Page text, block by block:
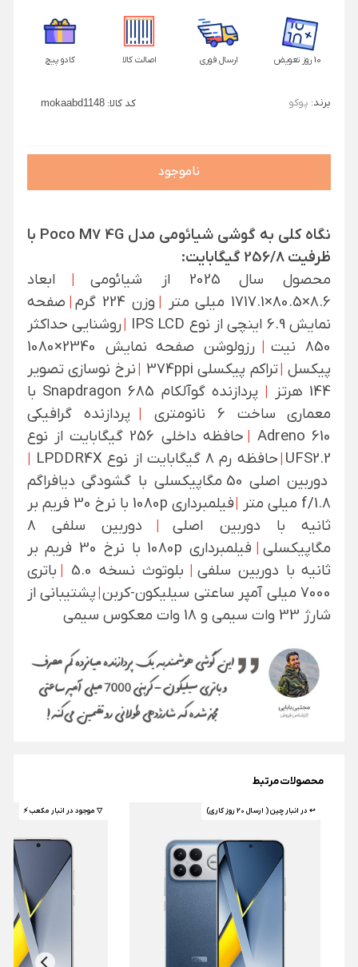
10 روز تعویض ارسال فوری اصالت کالا کادو پیچ
برند: پوکو کد کالا:mokaabd1148
ناموجود
نگاه کلی به گوشی شیائومی مدل Poco M7 4G با
ظرفیت 256/8 گیگابایت:
محصول سال 2025 از شیائومی
|ابعاد
8.6×80.5×1717.1 میلی متر
وزن 224 گرم
صفحه
نمایش 6.9 اینچی از نوع IPS LCD
روشنایی حداکثر
850 نیت
رزولوشن صفحه نمایش 2340×1080
پیکسل تراکم پیکسلی 374ppi
نرخ نوسازی تصویر
144 هرتز
پردازنده گوآلکام Snapdragon 685 با
معماری ساخت 6 نانومتری
پردازنده گرافیکی
Adreno 610
حافظه داخلی 256 گیگابایت از نوع
UFS2.2 حافظه رم 8 گیگابایت از نوع LPDDR4X
دوربین اصلی 50 مگاپیکسلی با گشودگی دیافراگم
f/1.8 میلی متر
فیلمبرداری 1080p با نرخ 30 فریم بر
ثانیه با دوربین اصلی
دوربین سلفی 8
مگاپیکسلی
فیلمبرداری 1080p با نرخ 30 فریم بر
ثانیه با دوربین سلفی
بلوتوث نسخه 5.0
باتری
7000 میلی آمپر ساعتی سیلیکون-کربن
پشتیبانی از
شارژ 33 وات سیمی و 18 وات معکوس سیمی
محصولات مرتبط
↩ در انبار چین ( ارسال 20 روز کاری) ▽ موجود در انبار مکعب ⚡️